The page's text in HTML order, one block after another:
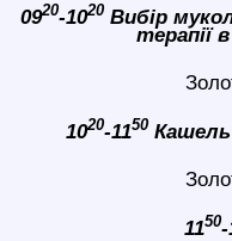
0920-1020 Вибір
терапії
1020-1150 Кашель
1150-